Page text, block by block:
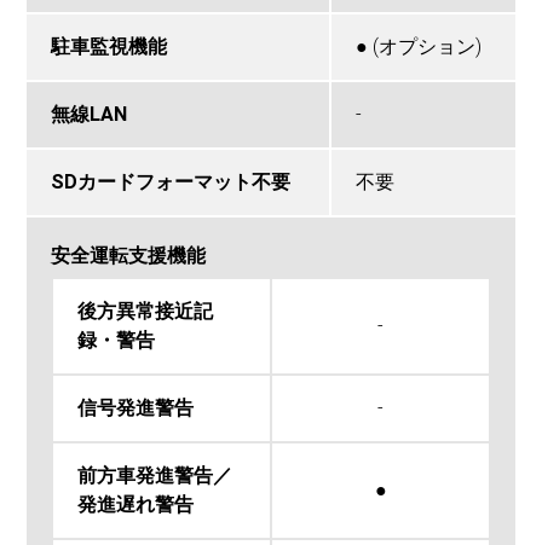
駐車監視機能 ● (オプション)
無線LAN -
SDカードフォーマット不要 不要
安全運転支援機能
後方異常接近記
録・警告
-
信号発進警告 -
前方車発進警告／
発進遅れ警告
●